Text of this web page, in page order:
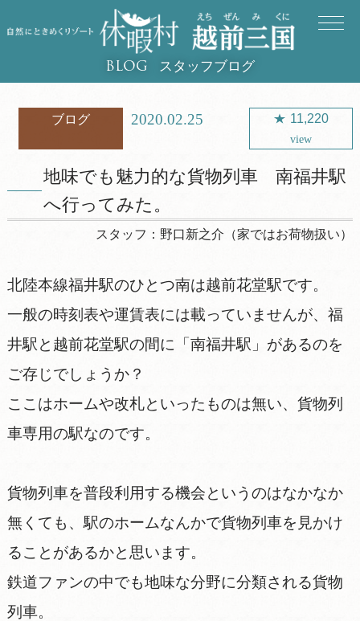
BLOG スタッフブログ
ブログ 2020.02.25 11,220
view
地味でも魅力的な貨物列車 南福井駅
へ行ってみた。
スタッフ： 野口新之介（家ではお荷物扱い）
北陸本線福井駅のひとつ南は越前花堂駅です。
一般の時刻表や運賃表には載っていませんが、福
井駅と越前花堂駅の間に「南福井駅」があるのを
ご存じでしょうか？
ここはホームや改札といったものは無い、貨物列
車専用の駅なのです。
貨物列車を普段利用する機会というのはなかなか
無くても、駅のホームなんかで貨物列車を見かけ
ることがあるかと思います。
鉄道ファンの中でも地味な分野に分類される貨物
列車。